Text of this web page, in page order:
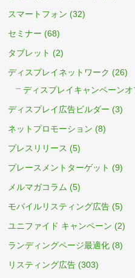
スマートフォン (32)
セミナー (68)
タブレット (2)
ディスプレイネットワーク (26)
ディスプレイキャンペーン
ディスプレイ広告ビルダー (3)
ネットプロモーション (8)
プレスリリース (5)
プレースメントターゲット (9)
メルマガコラム (5)
モバイルリスティング広告 (5)
ユニファイド キャンペーン (2)
ランディングページ最適化 (8)
リスティング広告 (303)